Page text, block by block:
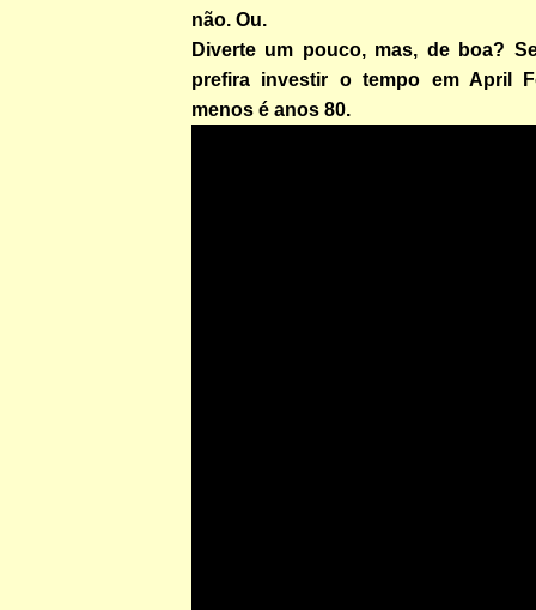
não. Ou.
Diverte um pouco, mas, de boa?
prefira investir o tempo em April
menos é anos 80.